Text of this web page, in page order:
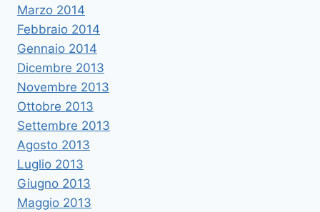
Marzo 2014
Febbraio 2014
Gennaio 2014
Dicembre 2013
Novembre 2013
Ottobre 2013
Settembre 2013
Agosto 2013
Luglio 2013
Giugno 2013
Maggio 2013